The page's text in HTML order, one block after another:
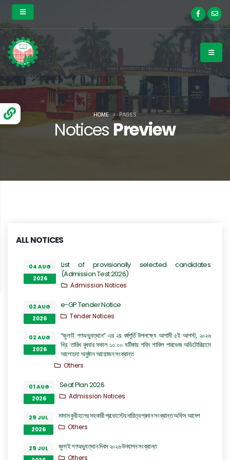
Notices Preview
HOME PAGES
ALL NOTICES
04 AUG
2026
List of provisionally selected candidates
(Admission Test 2026)
Admission Notices
02 AUG
2026
e-GP Tender Notice
Tender Notices
02 AUG
2026
“জুলাই গণঅভ্যুত্থান” এর ২য় বর্ষপূর্তি উপলক্ষ্যে আগামী ৫ই আগস্ট, ২০২৬
খ্রি. তারিখ বুধবার সকাল ১০:০০ ঘটিকায় শহিদ শাকিল পারভেজ অডিটোরিয়ামে
আলোচনা অনুষ্ঠান আয়োজন সংক্রান্ত
Others
01 AUG
2026
Seat Plan 2026
Admission Notices
29 JUL
2026
মাদাম কুরী হলের সহকারী প্রভোস্টের দায়িত্ব প্রদান সংক্রান্ত অফিস আদেশ
Others
29 JUL
জুলাই গণঅভ্যুত্থান দিবস ২০২৬ উদযাপন সংক্রান্ত
Others